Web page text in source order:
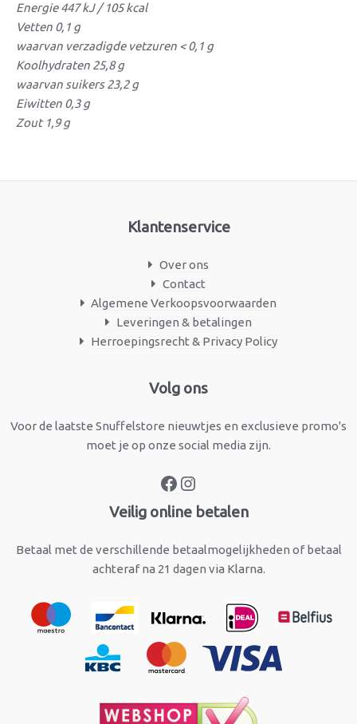
Energie 447 kJ / 105 kcal
Vetten 0,1 g
waarvan verzadigde vetzuren < 0,1 g
Koolhydraten 25,8 g
waarvan suikers 23,2 g
Eiwitten 0,3 g
Zout 1,9 g
Klantenservice
Over ons
Contact
Algemene Verkoopsvoorwaarden
Leveringen & betalingen
Herroepingsrecht & Privacy Policy
Volg ons
Voor de laatste Snuffelstore nieuwtjes en exclusieve promo's
moet je op onze social media zijn.
Facebook
Veilig online betalen
Betaal met de verschillende betaalmogelijkheden of betaal
achteraf na 21 dagen via Klarna.